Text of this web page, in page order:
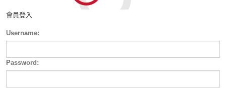
會員登入
Username:
Password: